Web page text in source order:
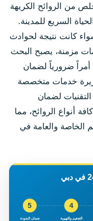
من الروائح الكريهة
السريع للمدينة.
كانت نتيجة لحوادث
مزمنة، يصبح البحث
أمراً ضرورياً لضمان
خدمات متخصصة
لضمان
أنواع الروائح، مما
الخاصة والعامة في